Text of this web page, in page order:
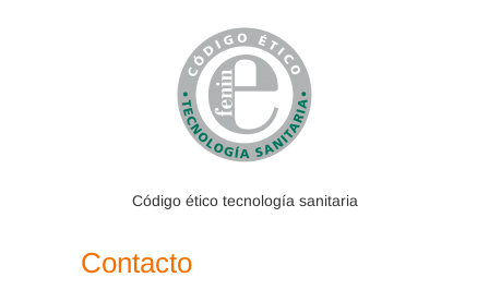
Código ético tecnología sanitaria
Contacto